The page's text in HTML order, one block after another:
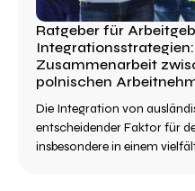
Ratgeber für
Zusammenarbeit
polnischen
Die Integration von
entscheidender Faktor für
insbesondere in einem